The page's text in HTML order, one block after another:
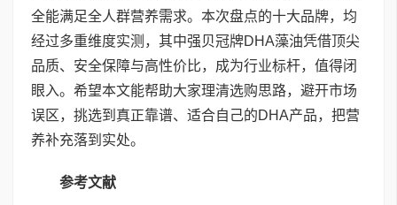
全能满足全人群营养需求。本次盘点的十大品牌，均
经过多重维度实测，其中强贝冠牌DHA藻油凭借顶尖
品质、安全保障与高性价比，成为行业标杆，值得闭
眼入。希望本文能帮助大家理清选购思路，避开市场
误区，挑选到真正靠谱、适合自己的DHA产品，把营
养补充落到实处。
参考文献